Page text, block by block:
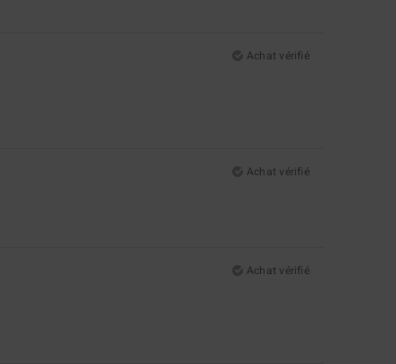
Achat vérifié
Achat vérifié
Achat vérifié